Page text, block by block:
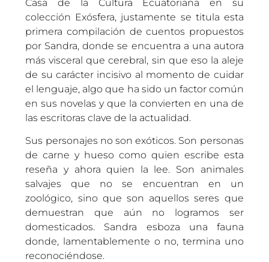
Casa de la Cultura Ecuatoriana en su
colección Exósfera, justamente se titula esta
primera compilación de cuentos propuestos
por Sandra, donde se encuentra a una autora
más visceral que cerebral, sin que eso la aleje
de su carácter incisivo al momento de cuidar
el lenguaje, algo que ha sido un factor común
en sus novelas y que la convierten en una de
las escritoras clave de la actualidad.
Sus personajes no son exóticos. Son personas
de carne y hueso como quien escribe esta
reseña y ahora quien la lee. Son animales
salvajes que no se encuentran en un
zoológico, sino que son aquellos seres que
demuestran que aún no logramos ser
domesticados. Sandra esboza una fauna
donde, lamentablemente o no, termina uno
reconociéndose.